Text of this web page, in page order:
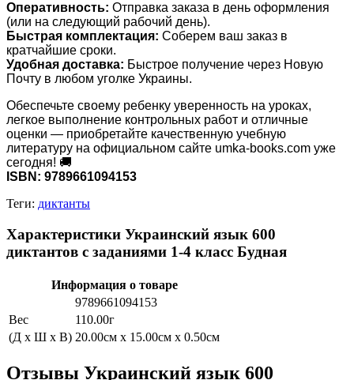
Оперативность: Отправка заказа в день оформления
(или на следующий рабочий день).
Быстрая комплектация: Соберем ваш заказ в
кратчайшие сроки.
Удобная доставка: Быстрое получение через Новую
Почту в любом уголке Украины.
Обеспечьте своему ребенку уверенность на уроках,
легкое выполнение контрольных работ и отличные
оценки — приобретайте качественную учебную
литературу на официальном сайте umka-books.com уже
сегодня! 🚚
ISBN: 9789661094153
Теги: диктанты
Характеристики Украинский язык 600
диктантов с заданиями 1-4 класс Будная
Информация о товаре
9789661094153
Вес
110.00г
(Д x Ш x В) 20.00см x 15.00см x 0.50см
Отзывы Украинский язык 600